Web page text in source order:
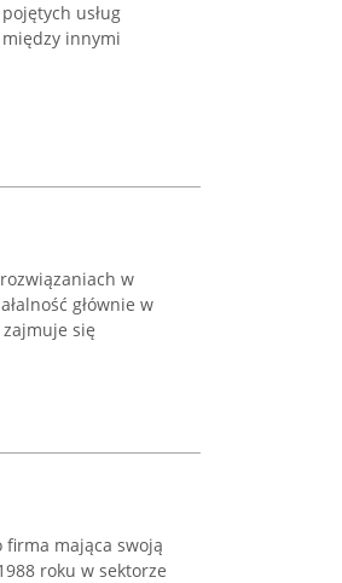
usług
innymi
w
głównie w
się
firma mająca swoją
roku w sektorze